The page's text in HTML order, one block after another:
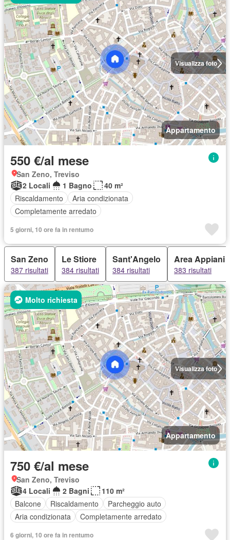
Visualizza foto
Appartamento
550 €/al mese
San Zeno, Treviso
2 Locali
1 Bagno
40 m²
Riscaldamento
Aria condizionata
Completamente arredato
5 giorni, 10 ore fa in rentumo
San Zeno
387 risultati
Le Stiore
384 risultati
Sant'Angelo
384 risultati
Area Appiani
383 risultati
Visualizza foto
Molto richiesta
Appartamento
750 €/al mese
San Zeno, Treviso
4 Locali
2 Bagni
110 m²
Balcone
Riscaldamento
Parcheggio auto
Aria condizionata
Completamente arredato
6 giorni, 10 ore fa in rentumo